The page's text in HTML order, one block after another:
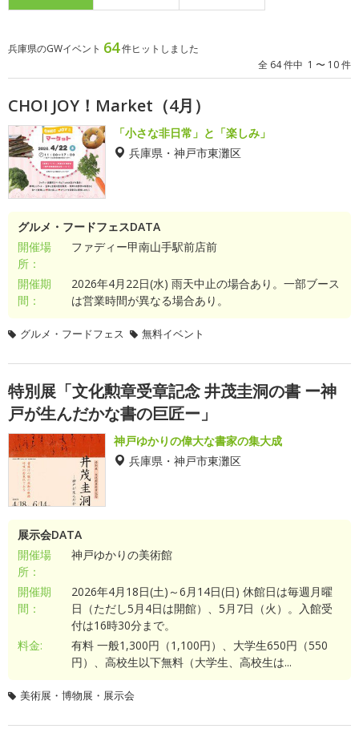
兵庫県のGWイベント 64件ヒットしました
全 64 件中 1 〜 10 件
CHOI JOY！Market（4月）
「小さな非日常」と「楽しみ」
兵庫県・神戸市東灘区
グルメ・フードフェスDATA
開催場
所：
ファディー甲南山手駅前店前
開催期
間：
2026年4月22日(水) 雨天中止の場合あり。一部ブース
は営業時間が異なる場合あり。
グルメ・フードフェス 無料イベント
特別展「文化勲章受章記念 井茂圭洞の書 ー神
戸が生んだかな書の巨匠ー」
神戸ゆかりの偉大な書家の集大成
兵庫県・神戸市東灘区
展示会DATA
開催場
所：
神戸ゆかりの美術館
開催期
間：
2026年4月18日(土)～6月14日(日) 休館日は毎週月曜
日（ただし5月4日は開館）、5月7日（火）。入館受
付は16時30分まで。
料金:
有料 一般1,300円（1,100円）、大学生650円（550
円）、高校生以下無料（大学生、高校生は...
美術展・博物展・展示会